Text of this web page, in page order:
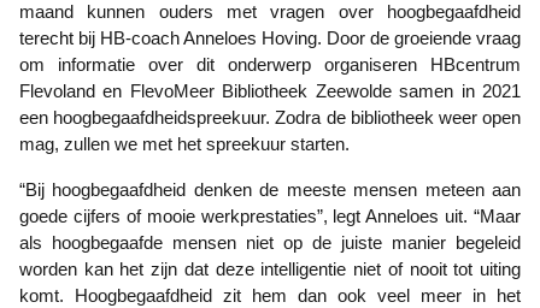
maand kunnen ouders met vragen over hoogbegaafdheid
terecht bij HB-coach Anneloes Hoving. Door de groeiende vraag
om informatie over dit onderwerp organiseren HBcentrum
Flevoland en FlevoMeer Bibliotheek Zeewolde samen in 2021
een hoogbegaafdheidspreekuur. Zodra de bibliotheek weer open
mag, zullen we met het spreekuur starten.
“Bij hoogbegaafdheid denken de meeste mensen meteen aan
goede cijfers of mooie werkprestaties”, legt Anneloes uit. “Maar
als hoogbegaafde mensen niet op de juiste manier begeleid
worden kan het zijn dat deze intelligentie niet of nooit tot uiting
komt. Hoogbegaafdheid zit hem dan ook veel meer in het